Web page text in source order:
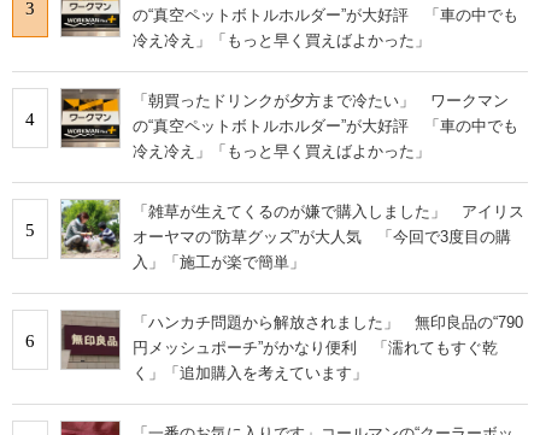
3
の“真空ペットボトルホルダー”が大好評 「車の中でも
冷え冷え」「もっと早く買えばよかった」
4
「朝買ったドリンクが夕方まで冷たい」 ワークマン
の“真空ペットボトルホルダー”が大好評 「車の中でも
冷え冷え」「もっと早く買えばよかった」
5
「雑草が生えてくるのが嫌で購入しました」 アイリス
オーヤマの“防草グッズ”が大人気 「今回で3度目の購
入」「施工が楽で簡単」
6
「ハンカチ問題から解放されました」 無印良品の“790
円メッシュポーチ”がかなり便利 「濡れてもすぐ乾
く」「追加購入を考えています」